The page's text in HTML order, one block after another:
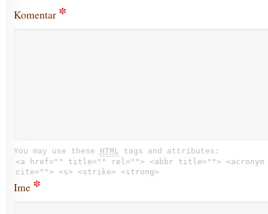
Komentar *
You may use these HTML tags and attributes:
<a href="" title="" rel=""> <abbr title=""> <acronym
cite=""> <s> <strike> <strong>
Ime *